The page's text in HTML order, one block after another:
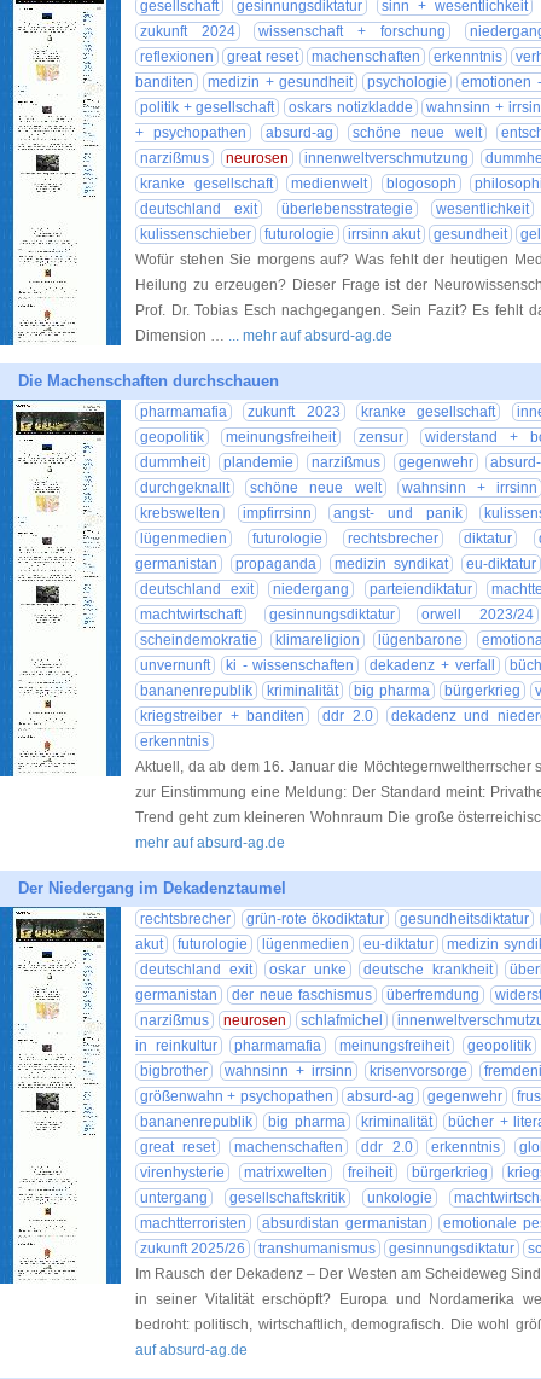
gesellschaft gesinnungsdiktatur
sinn + wesentlichkeit
zukunft 2024
wissenschaft + forschung
reflexionen
great reset machenschaften erkenntnis
banditen
medizin + gesundheit psychologie
emotionen
politik + gesellschaft
oskars notizkladde
wahnsinn +
+ psychopathen
absurd-ag schöne neue welt
narzißmus
neurosen innenweltverschmutzung
kranke gesellschaft
medienwelt blogosoph
deutschland exit
überlebensstrategie
wesentlichkeit
kulissenschieber
futurologie irrsinn akut gesundheit
Wofür stehen Sie morgens auf? Was fehlt der heutigen
Heilung zu erzeugen? Dieser Frage ist der
Prof. Dr. Tobias Esch nachgegangen. Sein Fazit? Es fehlt
Dimension … ... mehr auf absurd-ag.de
Die Machenschaften durchschauen
pharmamafia zukunft 2023 kranke gesellschaft
geopolitik
meinungsfreiheit zensur
widerstand +
dummheit
plandemie narzißmus gegenwehr
durchgeknallt
schöne neue welt
wahnsinn + irrsinn
krebswelten
impfirrsinn angst- und panik
lügenmedien
futurologie rechtsbrecher diktatur
germanistan
propaganda medizin syndikat
eu-diktatur
deutschland exit
niedergang parteiendiktatur
machtwirtschaft
gesinnungsdiktatur
orwell 2023/24
scheindemokratie
klimareligion lügenbarone
unvernunft
ki - wissenschaften dekadenz + verfall
bananenrepublik
kriminalität big pharma bürgerkrieg
kriegstreiber + banditen
ddr 2.0
dekadenz und
erkenntnis
Aktuell, da ab dem 16. Januar die Möchtegernweltherrscher
zur Einstimmung eine Meldung: Der Standard meint:
Trend geht zum kleineren Wohnraum Die große
mehr auf absurd-ag.de
Der Niedergang im Dekadenztaumel
rechtsbrecher grün-rote ökodiktatur
gesundheitsdiktatur
akut
futurologie lügenmedien eu-diktatur
medizin
deutschland exit
oskar unke deutsche krankheit
germanistan
der neue faschismus überfremdung
narzißmus
neurosen schlafmichel
in reinkultur
pharmamafia meinungsfreiheit
geopolitik
bigbrother
wahnsinn + irrsinn krisenvorsorge
größenwahn + psychopathen
absurd-ag gegenwehr
bananenrepublik
big pharma kriminalität
bücher +
great reset
machenschaften ddr 2.0 erkenntnis
virenhysterie
matrixwelten freiheit bürgerkrieg
untergang
gesellschaftskritik unkologie
machtterroristen
absurdistan germanistan
emotionale
zukunft 2025/26
transhumanismus gesinnungsdiktatur
Im Rausch der Dekadenz – Der Westen am Scheideweg
in seiner Vitalität erschöpft? Europa und Nordamerika
bedroht: politisch, wirtschaftlich, demografisch. Die wohl
auf absurd-ag.de